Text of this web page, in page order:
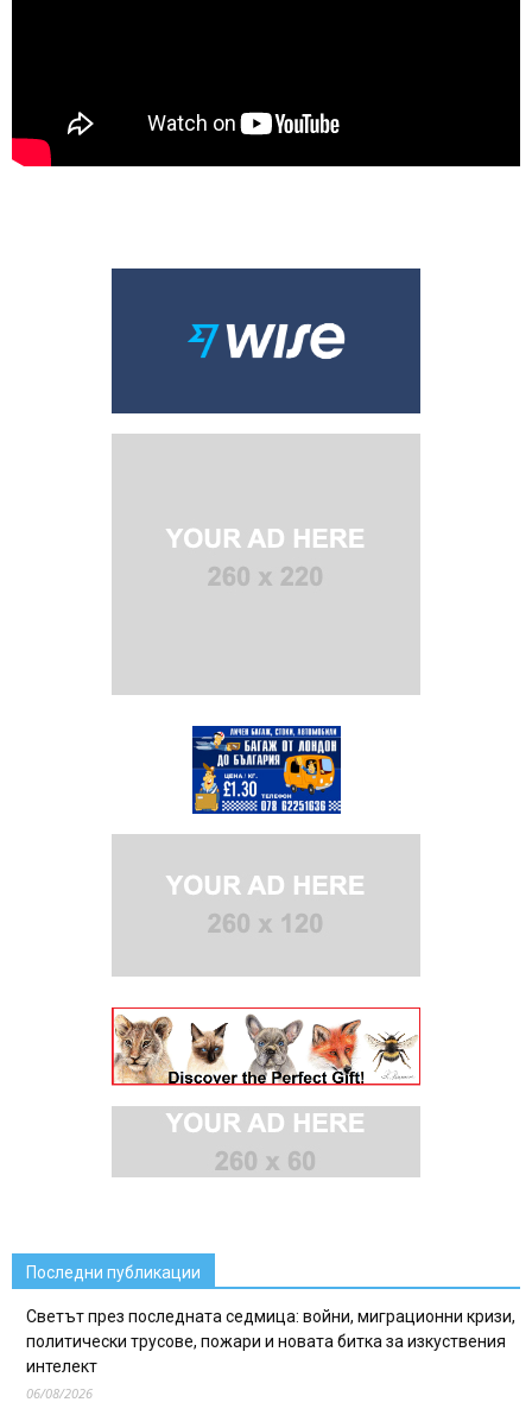
Последни публикации
Светът през последната седмица: войни, миграционни кризи,
политически трусове, пожари и новата битка за изкуствения
интелект
06/08/2026